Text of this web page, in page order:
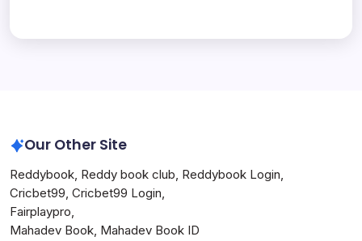
Our Other Site
Reddybook, Reddy book club, Reddybook Login,
Cricbet99, Cricbet99 Login,
Fairplaypro,
Mahadev Book, Mahadev Book ID